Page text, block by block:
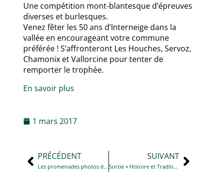
Une compétition mont-blantesque d’épreuves
diverses et burlesques.
Venez fêter les 50 ans d’Interneige dans la
vallée en encourageant votre commune
préférée ! S’affronteront Les Houches, Servoz,
Chamonix et Vallorcine pour tenter de
remporter le trophée.
En savoir plus
1 mars 2017
PRÉCÉDENT
Les promenades photos de Teresa
SUIVANT
Sortie « Histoire et Traditions » à Martigny